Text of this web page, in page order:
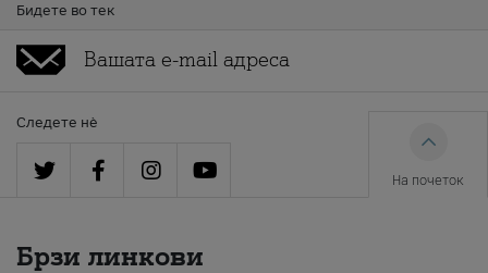
Бидете во тек
Следете нè
На почеток
Брзи линкови